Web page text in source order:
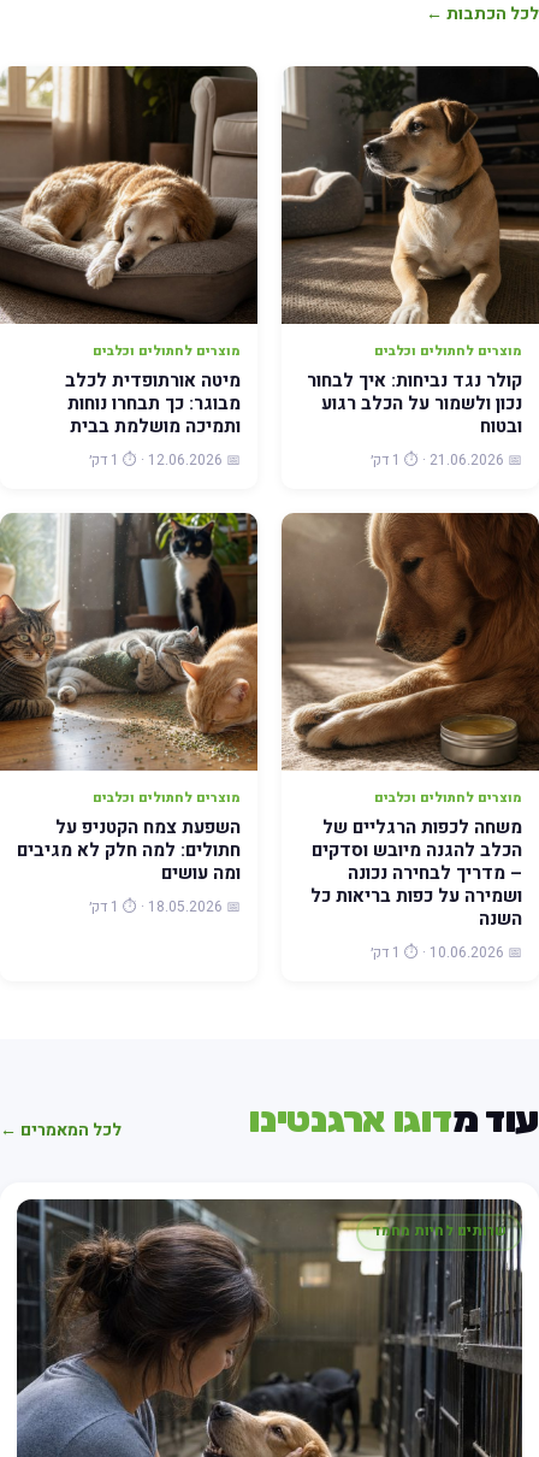
הכתבות ←
מוצרים לחתולים וכלבים
קולר נגד נביחות: איך לבחור
נכון ולשמור על הכלב רגוע
ובטוח
📅 21.06.2026 · ⏱️ 1 דק׳
מוצרים לחתולים וכלבים
מיטה אורתופדית לכלב
מבוגר: כך תבחרו נוחות
ותמיכה מושלמת בבית
📅 12.06.2026 · ⏱️ 1 דק׳
מוצרים לחתולים וכלבים
משחה לכפות הרגליים של
הכלב להגנה מיובש וסדקים
– מדריך לבחירה נכונה
ושמירה על כפות בריאות כל
השנה
📅 10.06.2026 · ⏱️ 1 דק׳
מוצרים לחתולים וכלבים
השפעת צמח הקטניפ על
חתולים: למה חלק לא מגיבים
ומה עושים
📅 18.05.2026 · ⏱️ 1 דק׳
מדוגו ארגנטינו לכל המאמרים ←
שרותים לחיות מחמד